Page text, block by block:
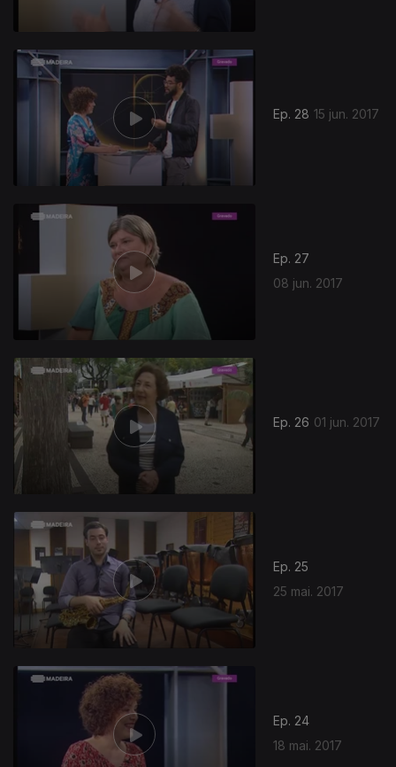
Ep. 28 15 jun. 2017
Ep. 27
08 jun. 2017
Ep. 26 01 jun. 2017
Ep. 25
25 mai. 2017
Ep. 24
18 mai. 2017